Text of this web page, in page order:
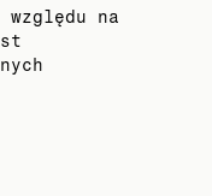
na